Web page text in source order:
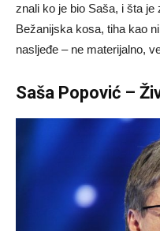
znali ko je bio Saša, i šta je
Bežanijska kosa, tiha kao
nasljeđe – ne materijalno,
Saša Popović –